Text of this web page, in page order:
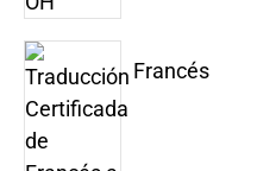
Francés